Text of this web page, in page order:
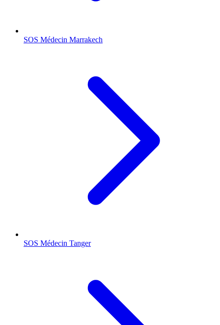
SOS Médecin Marrakech
SOS Médecin Tanger